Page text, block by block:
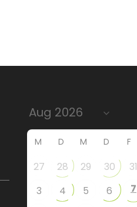
M D M D F
27 28 29 30 31
3
4 5 6 7